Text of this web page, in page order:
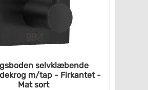
selvklæbende
m/tap -Firkantet -
Mat sort